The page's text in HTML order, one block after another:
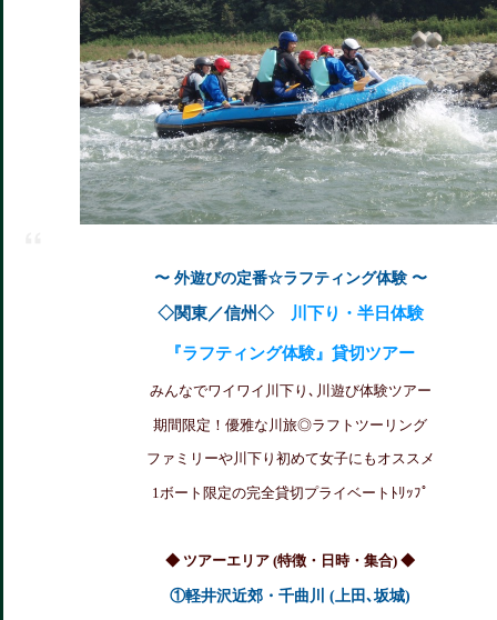
〜 外遊びの定番☆ラフティング体験 〜
◇関東／信州◇ 川下り・半日体験
『ラフティング体験』貸切ツアー
みんなでワイワイ川下り､川遊び体験ツアー
期間限定！優雅な川旅◎ラフトツーリング
ファミリーや川下り初めて女子にもオススメ
1ボート限定の完全貸切プライベートﾄﾘｯﾌﾟ
◆ ツアーエリア (特徴・日時・集合) ◆
①軽井沢近郊 ・千曲川 (上田､坂城)